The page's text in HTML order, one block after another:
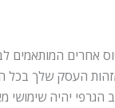
אחרים
העסק שלך בכל
הגרפי יהיה